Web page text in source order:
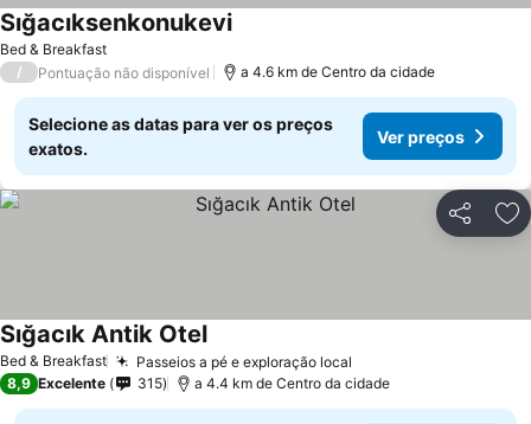
Bed & Breakfast
SığacıksenkonukeviVer preços
/ Pontuação não disponível a 4.6 km de Centro da cidade
Selecione as datas para ver os preços
exatos.
Ver preços
Partilhar
Bed & Breakfast Passeios a pé e exploração local
Sığacık Antik OtelVer preços
8,9 Excelente 315 a 4.4 km de Centro da cidade